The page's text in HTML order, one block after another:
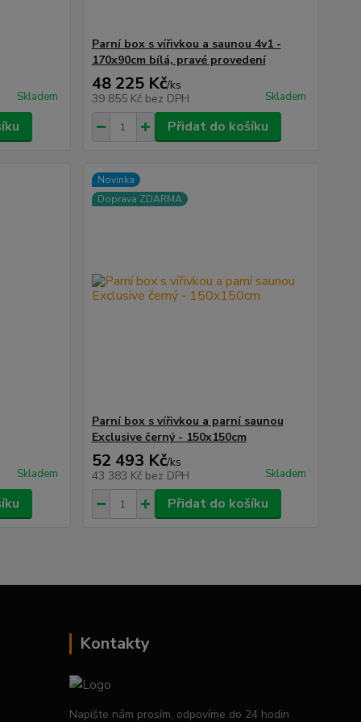
Skladem
Parní box s vířivkou a saunou 4v1 -
170x90cm bílá, pravé provedení
48 225 Kč/ks
39 855 Kč bez DPH Skladem
Přidat do košíku
Skladem
Novinka
Doprava ZDARMA
Parní box s vířivkou a parní saunou
Exclusive černý - 150x150cm
52 493 Kč/ks
43 383 Kč bez DPH Skladem
Přidat do košíku
Kontakty
Napište nám prosím, odpovíme do 24 hodin